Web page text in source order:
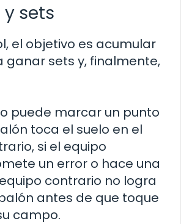
y sets
el objetivo es acumular
ganar sets y, finalmente,
puede marcar un punto
toca el suelo en el
si el equipo
un error o hace una
contrario no logra
antes de que toque
campo.